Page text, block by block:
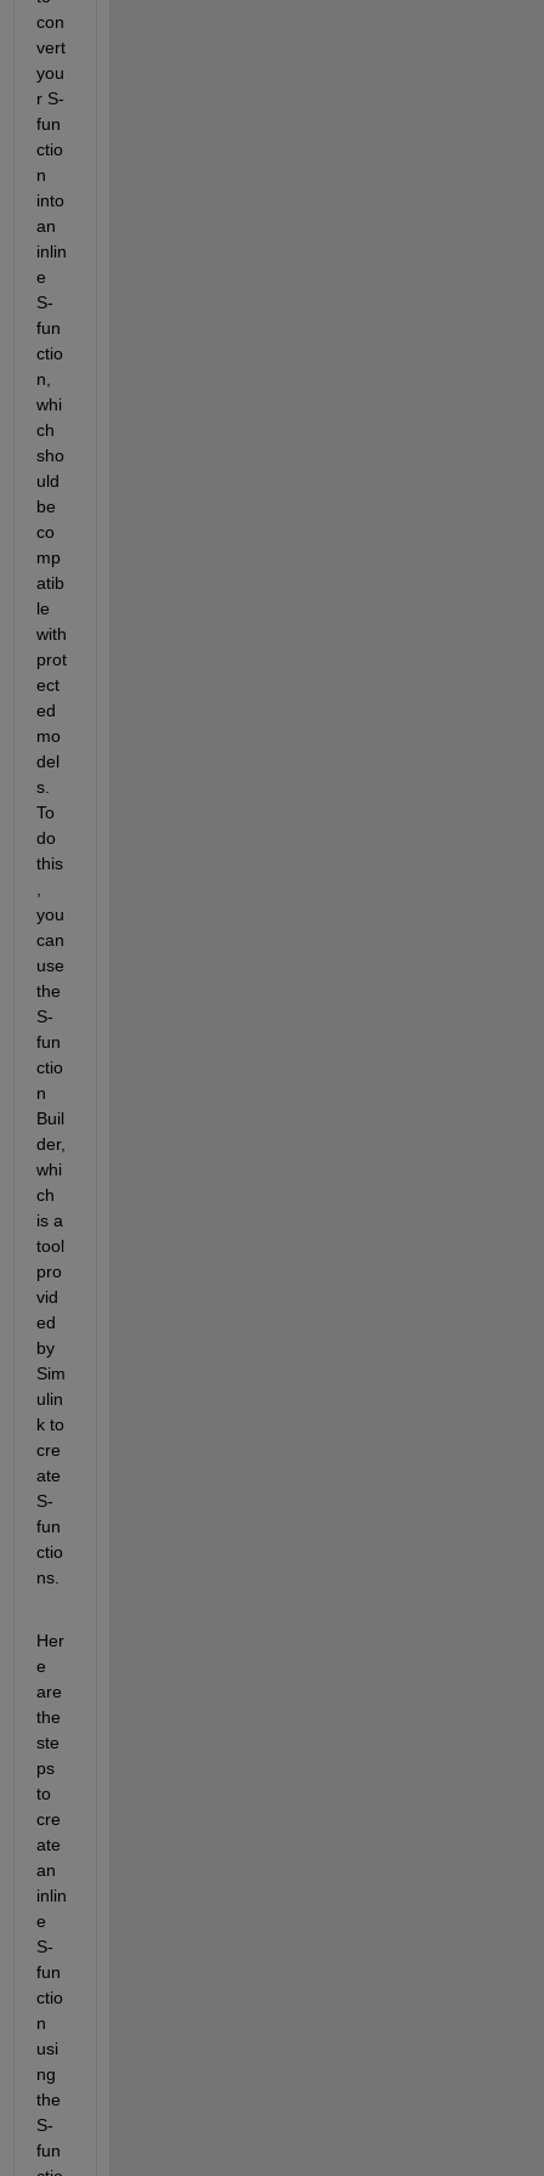
con
vert
you
r S-
fun
ctio
n
into
an
inlin
e
S-
fun
ctio
n,
whi
ch
sho
uld
be
co
mp
atib
le
with
prot
ect
ed
mo
del
s.
To
do
this
you
can
use
the
S-
fun
ctio
n
Buil
der,
whi
ch
is a
tool
pro
vid
ed
by
Sim
ulin
k to
cre
ate
S-
fun
ctio
ns.
Her
e
are
the
ste
ps
to
cre
ate
an
inlin
e
S-
fun
ctio
n
usi
ng
the
S-
fun